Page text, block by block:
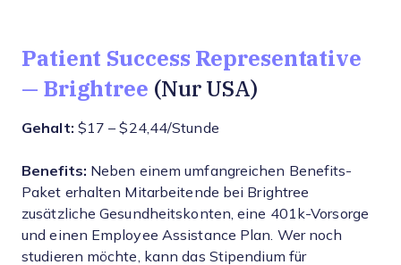
Patient Success Representative
— Brightree (Nur USA)
Gehalt: $17 – $24,44/Stunde
Benefits: Neben einem umfangreichen Benefits-
Paket erhalten Mitarbeitende bei Brightree
zusätzliche Gesundheitskonten, eine 401k-Vorsorge
und einen Employee Assistance Plan. Wer noch
studieren möchte, kann das Stipendium für